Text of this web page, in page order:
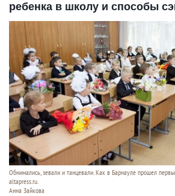
ребенка в школу и способы
Обнимались, зевали и танцевали. Как в Барнауле прошел
altapress.ru.
Анна Зайкова